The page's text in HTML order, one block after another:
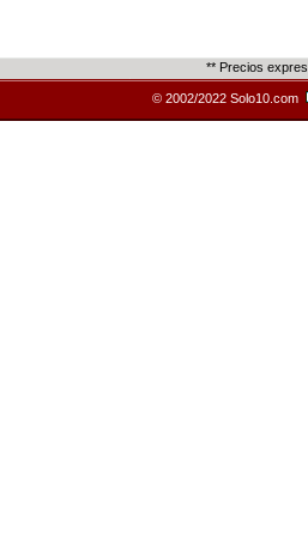
** Precios
© 2002/2022 Solo10.com